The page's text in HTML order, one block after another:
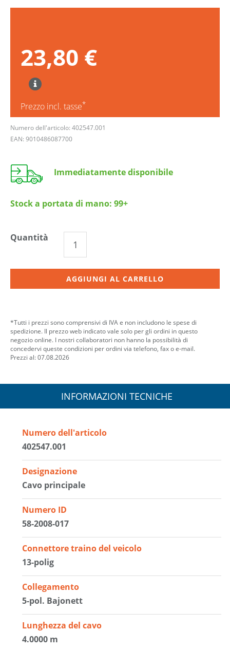
23,80 €
Prezzo incl. tasse*
Numero dell'articolo: 402547.001
EAN: 9010486087700
Immediatamente disponibile
Stock a portata di mano: 99+
Quantità
AGGIUNGI AL CARRELLO
*Tutti i prezzi sono comprensivi di IVA e non includono le spese di
spedizione. Il prezzo web indicato vale solo per gli ordini in questo
negozio online. I nostri collaboratori non hanno la possibilità di
concedervi queste condizioni per ordini via telefono, fax o e-mail.
Prezzi al: 07.08.2026
INFORMAZIONI TECNICHE
Numero dell'articolo
402547.001
Designazione
Cavo principale
Numero ID
58-2008-017
Connettore traino del veicolo
13-polig
Collegamento
5-pol. Bajonett
Lunghezza del cavo
4.0000 m